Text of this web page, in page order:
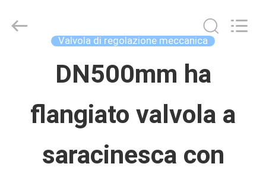
PRODOTTI
CIRCA
Online
Valvola di regolazione meccanica
DN500mm ha
flangiato valvola a
saracinesca con